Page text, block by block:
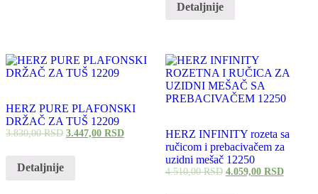
Detaljnije
HERZ PURE PLAFONSKI
DRŽAČ ZA TUŠ 12209
3.830,00RSD 3.447,00 RSD
Detaljnije
HERZ INFINITY rozeta sa
ručicom i prebacivačem za
uzidni mešač 12250
4.510,00RSD 4.059,00 RSD